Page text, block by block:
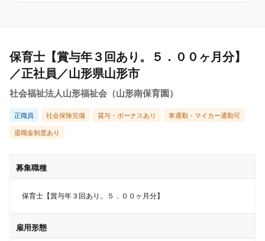
保育士【賞与年３回あり。５．００ヶ月分】
／正社員／山形県山形市
社会福祉法人山形福祉会（山形南保育園）
正職員 社会保険完備 賞与・ボーナスあり 車通勤・マイカー通勤可
退職金制度あり
募集職種
保育士【賞与年３回あり。５．００ヶ月分】
雇用形態